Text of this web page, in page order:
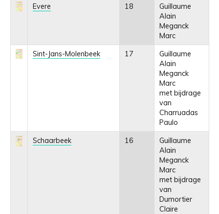
Evere 18
Guillaume
Alain
Meganck
Marc
Sint-Jans-Molenbeek 17
Guillaume
Alain
Meganck
Marc
met bijdrage
van
Charruadas
Paulo
Schaarbeek 16
Guillaume
Alain
Meganck
Marc
met bijdrage
van
Dumortier
Claire